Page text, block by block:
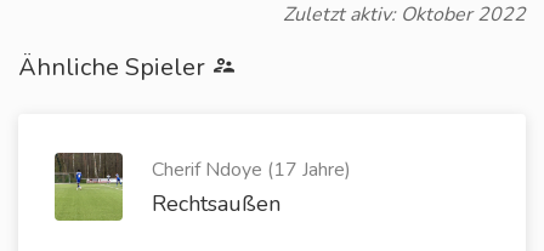
Zuletzt aktiv: Oktober 2022
Ähnliche Spieler
Cherif Ndoye (17 Jahre)
Rechtsaußen